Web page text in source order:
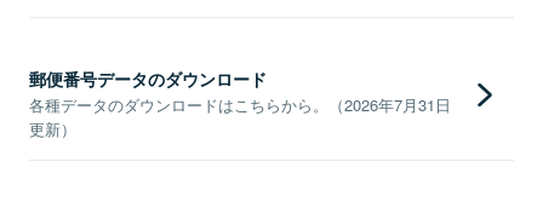
郵便番号データのダウンロード
各種データのダウンロードはこちらから。（2026年7月31日
更新）